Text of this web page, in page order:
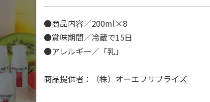
●商品内容／200ml×8
●賞味期間／冷蔵で15日
●アレルギー／「乳」
商品提供者：（株）オーエフサプライズ